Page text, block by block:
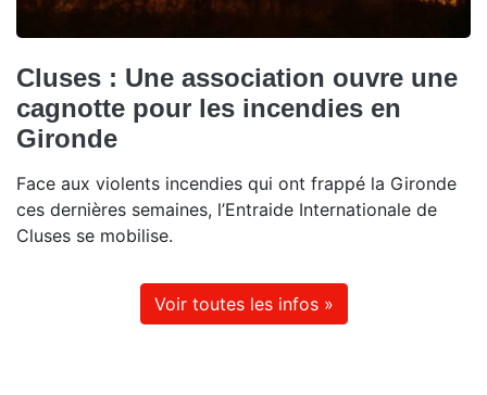
Cluses : Une association ouvre une
cagnotte pour les incendies en
Gironde
Face aux violents incendies qui ont frappé la Gironde
ces dernières semaines, l’Entraide Internationale de
Cluses se mobilise.
Voir toutes les infos »